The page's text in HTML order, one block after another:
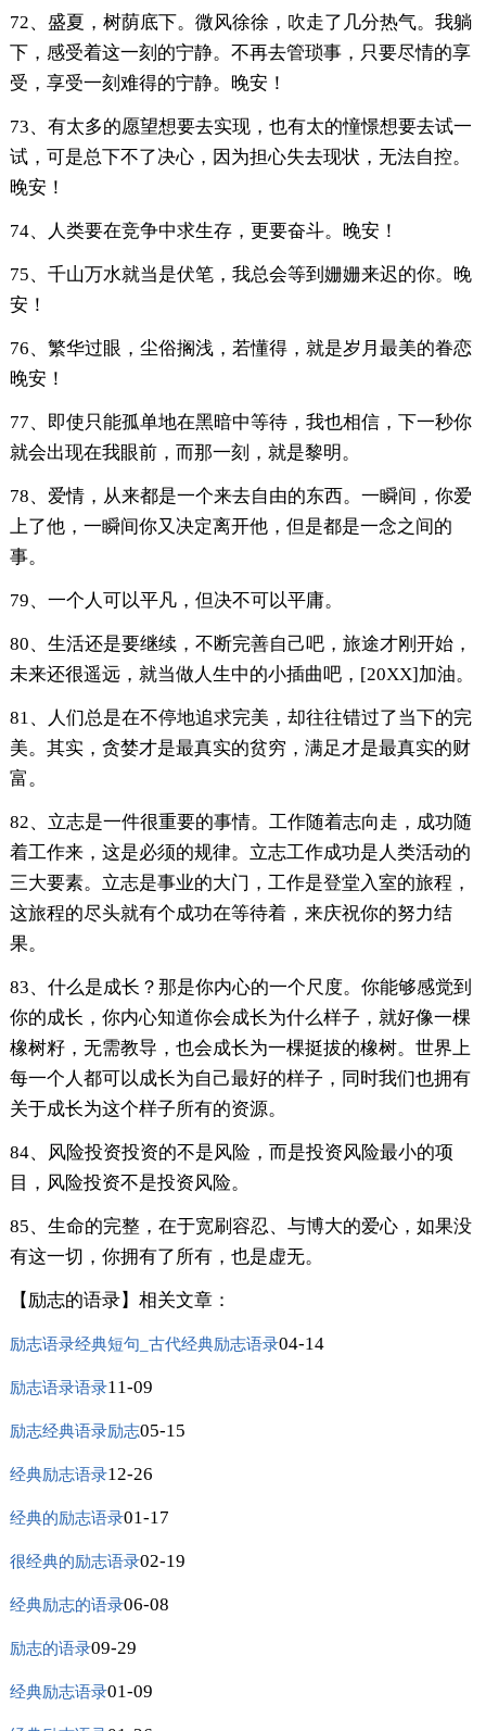
72、盛夏，树荫底下。微风徐徐，吹走了几分热气。我躺
下，感受着这一刻的宁静。不再去管琐事，只要尽情的享
受，享受一刻难得的宁静。晚安！
73、有太多的愿望想要去实现，也有太的憧憬想要去试一
试，可是总下不了决心，因为担心失去现状，无法自控。
晚安！
74、人类要在竞争中求生存，更要奋斗。晚安！
75、千山万水就当是伏笔，我总会等到姗姗来迟的你。晚
安！
76、繁华过眼，尘俗搁浅，若懂得，就是岁月最美的眷恋
晚安！
77、即使只能孤单地在黑暗中等待，我也相信，下一秒你
就会出现在我眼前，而那一刻，就是黎明。
78、爱情，从来都是一个来去自由的东西。一瞬间，你爱
上了他，一瞬间你又决定离开他，但是都是一念之间的
事。
79、一个人可以平凡，但决不可以平庸。
80、生活还是要继续，不断完善自己吧，旅途才刚开始，
未来还很遥远，就当做人生中的小插曲吧，[20XX]加油。
81、人们总是在不停地追求完美，却往往错过了当下的完
美。其实，贪婪才是最真实的贫穷，满足才是最真实的财
富。
82、立志是一件很重要的事情。工作随着志向走，成功随
着工作来，这是必须的规律。立志工作成功是人类活动的
三大要素。立志是事业的大门，工作是登堂入室的旅程，
这旅程的尽头就有个成功在等待着，来庆祝你的努力结
果。
83、什么是成长？那是你内心的一个尺度。你能够感觉到
你的成长，你内心知道你会成长为什么样子，就好像一棵
橡树籽，无需教导，也会成长为一棵挺拔的橡树。世界上
每一个人都可以成长为自己最好的样子，同时我们也拥有
关于成长为这个样子所有的资源。
84、风险投资投资的不是风险，而是投资风险最小的项
目，风险投资不是投资风险。
85、生命的完整，在于宽刷容忍、与博大的爱心，如果没
有这一切，你拥有了所有，也是虚无。
【励志的语录】相关文章：
励志语录经典短句_古代经典励志语录04-14
励志语录语录11-09
励志经典语录励志05-15
经典励志语录12-26
经典的励志语录01-17
很经典的励志语录02-19
经典励志的语录06-08
励志的语录09-29
经典励志语录01-09